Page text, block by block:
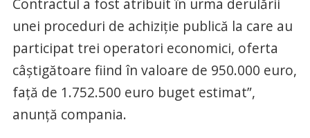
unei proceduri de achiziţie publică la care au
participat trei operatori economici, oferta
câştigătoare fiind în valoare de 950.000 euro,
faţă de 1.752.500 euro buget estimat”,
anunţă compania.